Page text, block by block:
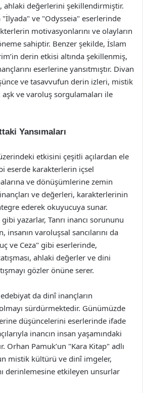
değerlerini şekillendirmiştir.
"İlyada" ve "Odysseia" eserlerinde
motivasyonlarını ve olayların
sahiptir. Benzer şekilde, İslam
derin etkisi altında şekillenmiş,
eserlerine yansıtmıştır. Divan
ve tasavvufun derin izleri, mistik
ve varoluş sorgulamaları ile
Yansımaları
etkisini çeşitli açılardan ele
eserde karakterlerin içsel
ve dönüşümlerine zemin
ve değerleri, karakterlerinin
ederek okuyucuya sunar.
yazarlar, Tanrı inancı sorununu
varoluşsal sancılarını da
ve Ceza" gibi eserlerinde,
ahlaki değerler ve dini
gözler önüne serer.
da dinî inançların
sürdürmektedir. Günümüzde
düşüncelerini eserlerinde ifade
inancın insan yaşamındaki
Orhan Pamuk’un "Kara Kitap" adlı
mistik kültürü ve dinî imgeler,
derinlemesine etkileyen unsurlar